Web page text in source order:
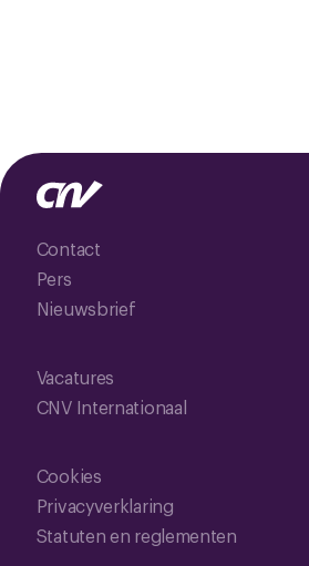
Contact
Pers
Nieuwsbrief
Vacatures
CNV Internationaal
Cookies
Privacyverklaring
Statuten en reglementen